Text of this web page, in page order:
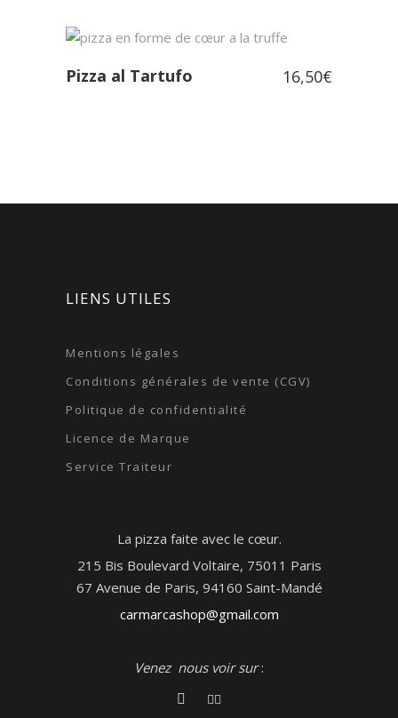
Pizza al Tartufo 16,50€
LIENS UTILES
Mentions légales
Conditions générales de vente (CGV)
Politique de confidentialité
Licence de Marque
Service Traiteur
La pizza faite avec le cœur.
215 Bis Boulevard Voltaire, 75011 Paris
67 Avenue de Paris, 94160 Saint-Mandé
carmarcashop@gmail.com
Venez nous voir sur: